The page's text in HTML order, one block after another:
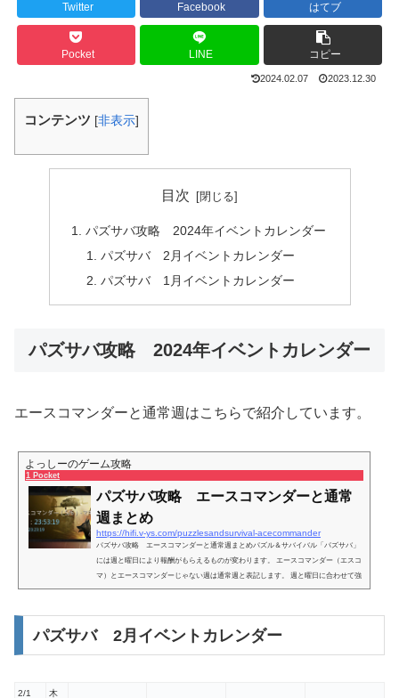
Twitter Facebook はてブ
Pocket LINE コピー
2024.02.07 2023.12.30
コンテンツ [非表示]
目次
パズサバ攻略 2024年イベントカレンダー
パズサバ 2月イベントカレンダー
パズサバ 1月イベントカレンダー
パズサバ攻略 2024年イベントカレンダー
エースコマンダーと通常週はこちらで紹介しています。
よっしーのゲーム攻略
1 Pocket
パズサバ攻略 エースコマンダーと通常
週まとめ
https://hifi.v-ys.com/puzzlesandsurvival-acecommander
パズサバ攻略 エースコマンダーと通常週まとめパズル＆サバイバル「パズサバ」
には週と曜日により報酬がもらえるものが変わります。 エースコマンダー（エスコ
マ）とエースコマンダーじゃない週は通常週と表記します。 週と曜日に合わせて強
化することで報酬ももらえて強く出来るので強化する日を考えてレベルアップしま
水装備素材獲得/装備改造素材獲得（ラッキーセブン...
パズサバ 2月イベントカレンダー
2/1 木